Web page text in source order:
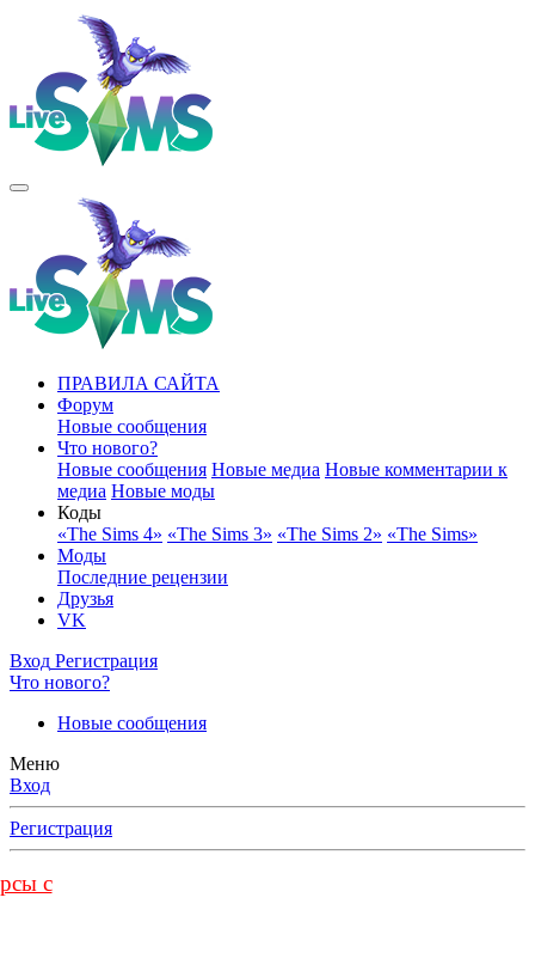
ПРАВИЛА САЙТА
Форум
Новые сообщения
Что нового?
Новые сообщения Новые медиа Новые комментарии к
медиа Новые моды
Коды
«The Sims 4» «The Sims 3» «The Sims 2» «The Sims»
Моды
Последние рецензии
Друзья
VK
Вход Регистрация
Что нового?
Новые сообщения
Меню
Вход
Регистрация
с